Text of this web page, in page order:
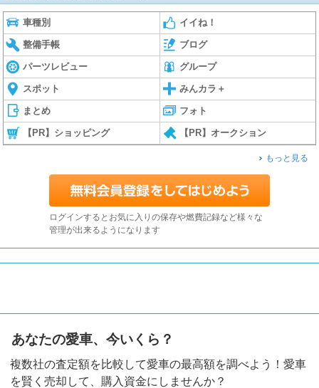
車種別 イイね！
整備手帳 ブログ
パーツレビュー グループ
スポット みんカラ＋
まとめ フォト
【PR】ショッピング 【PR】オークション
もっと見る
ログインするとお気に入りの保存や燃費記録など様々な
管理が出来るようになります
あなたの愛車、今いくら？
複数社の査定額を比較して愛車の最高額を調べよう！愛車
を賢く売却して、購入資金にしませんか？